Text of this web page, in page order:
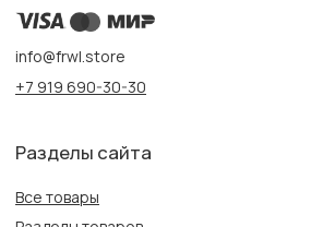
Публичная оферта
Создание сайта